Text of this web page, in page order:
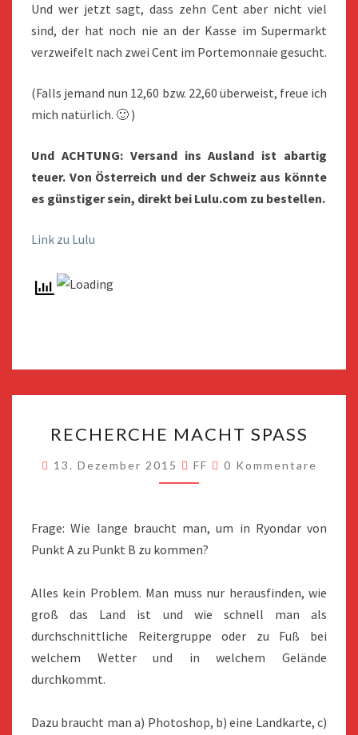
Und wer jetzt sagt, dass zehn Cent aber nicht viel
sind, der hat noch nie an der Kasse im Supermarkt
verzweifelt nach zwei Cent im Portemonnaie gesucht.
(Falls jemand nun 12,60 bzw. 22,60 überweist, freue ich
mich natürlich. 🙂 )
Und ACHTUNG: Versand ins Ausland ist abartig
teuer. Von Österreich und der Schweiz aus könnte
es günstiger sein, direkt bei Lulu.com zu bestellen.
Link zu Lulu
MACHT
SPASS
RECHERCHE MACHT SPASS
13. Dezember 2015 FF Kommentare
0 Kommentare
Frage: Wie lange braucht man, um in Ryondar von
Punkt A zu Punkt B zu kommen?
Alles kein Problem. Man muss nur herausfinden, wie
groß das Land ist und wie schnell man als
durchschnittliche Reitergruppe oder zu Fuß bei
welchem Wetter und in welchem Gelände
durchkommt.
Dazu braucht man a) Photoshop, b) eine Landkarte, c)